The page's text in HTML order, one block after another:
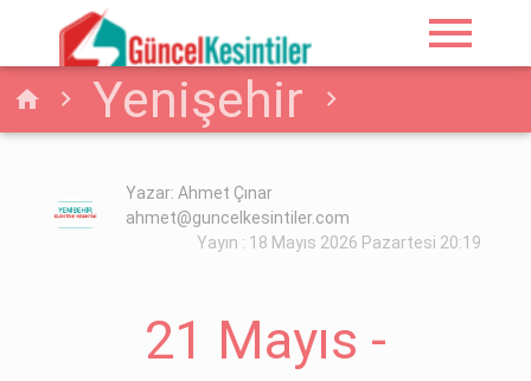
menu
home
Yenişehir
Elektrik
21 Mayıs -
Perşembe : Yenişehir,
Bursa Elektrik
Yazar: Ahmet Çınar
ahmet@guncelkesintiler.com
Yayın : 18 Mayıs 2026 Pazartesi 20:19
21 Mayıs -